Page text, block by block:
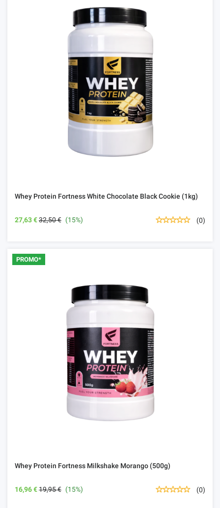
Whey Protein Fortness White Chocolate Black Cookie (1kg)
27,63 €32,50 € (15%) (0)
PROMO*
Whey Protein Fortness Milkshake Morango (500g)
16,96 €19,95 € (15%) (0)